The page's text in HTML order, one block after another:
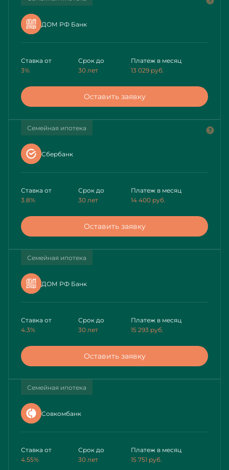
ДОМ РФ Банк
Ставка от
3%
Срок до
30 лет
Платеж в месяц
13 029 руб.
Оставить заявку
Семейная ипотека
Сбербанк
Ставка от
3.8%
Срок до
30 лет
Платеж в месяц
14 400 руб.
Оставить заявку
Семейная ипотека
ДОМ РФ Банк
Ставка от
4.3%
Срок до
30 лет
Платеж в месяц
15 293 руб.
Оставить заявку
Семейная ипотека
Совкомбанк
Ставка от
4.55%
Срок до
30 лет
Платеж в месяц
15 751 руб.